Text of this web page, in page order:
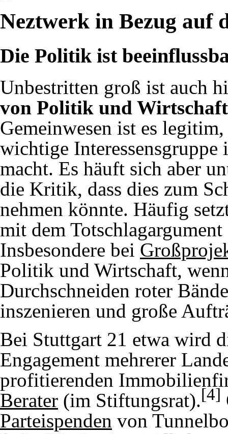
Neztwerk in Bezug auf
Die Politik ist
Unbestritten groß ist auch
von Politik und Wirtschaft
Gemeinwesen ist es
wichtige
macht. Es häuft sich aber
die Kritik, dass dies zum
nehmen könnte. Häufig
mit dem
Insbesondere bei
Politik und Wirtschaft,
Durchschneiden roter
inszenieren und große
Bei Stuttgart 21 etwa wird
Engagement mehrerer
profitierenden
Berater (im Stiftungsrat).[4]
Parteispenden von